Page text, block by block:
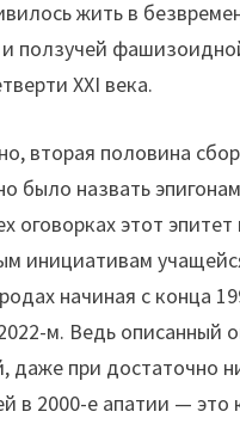
жить в
ползучей
XXI века.
вторая половина
было назвать
оговорках этот
инициативам
начиная с конца
м. Ведь описанный
даже при достаточно
в 2000-е апатии — это